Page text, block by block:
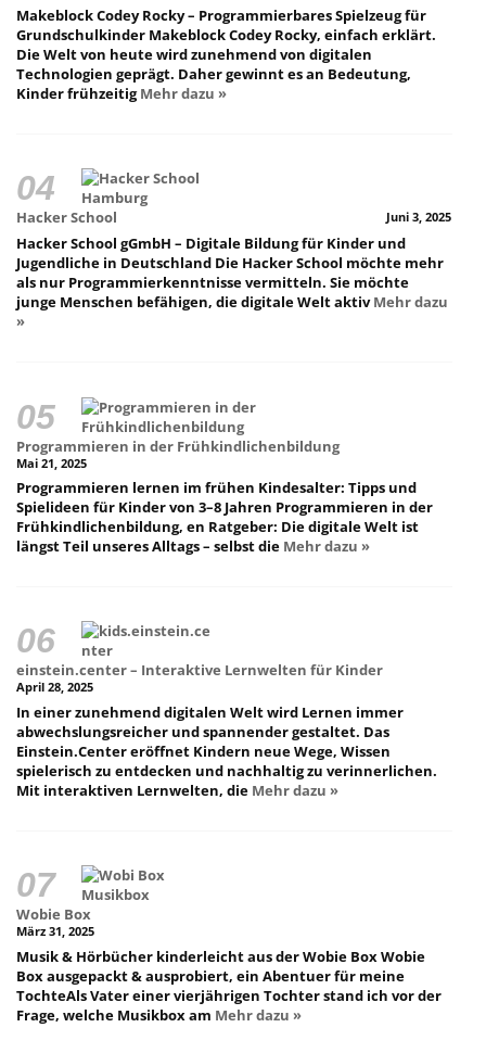
Makeblock Codey Rocky – Programmierbares Spielzeug für
Grundschulkinder Makeblock Codey Rocky, einfach erklärt.
Die Welt von heute wird zunehmend von digitalen
Technologien geprägt. Daher gewinnt es an Bedeutung,
Kinder frühzeitigMehr dazu »
Hacker School Juni 3, 2025
Hacker School gGmbH – Digitale Bildung für Kinder und
Jugendliche in Deutschland Die Hacker School möchte mehr
als nur Programmierkenntnisse vermitteln. Sie möchte
junge Menschen befähigen, die digitale Welt aktivMehr dazu
»
Programmieren in der Frühkindlichenbildung
Mai 21, 2025
Programmieren lernen im frühen Kindesalter: Tipps und
Spielideen für Kinder von 3–8 Jahren Programmieren in der
Frühkindlichenbildung, en Ratgeber: Die digitale Welt ist
längst Teil unseres Alltags – selbst die Mehr dazu »
einstein.center – Interaktive Lernwelten für Kinder
April 28, 2025
In einer zunehmend digitalen Welt wird Lernen immer
abwechslungsreicher und spannender gestaltet. Das
Einstein.Center eröffnet Kindern neue Wege, Wissen
spielerisch zu entdecken und nachhaltig zu verinnerlichen.
Mit interaktiven Lernwelten, die Mehr dazu »
Wobie Box
März 31, 2025
Musik & Hörbücher kinderleicht aus der Wobie Box Wobie
Box ausgepackt & ausprobiert, ein Abentuer für meine
TochteAls Vater einer vierjährigen Tochter stand ich vor der
Frage, welche Musikbox am Mehr dazu »